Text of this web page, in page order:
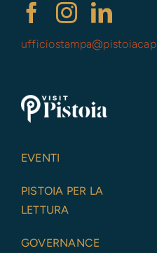
ufficiostampa@
EVENTI
PISTOIA PER LA
LETTURA
GOVERNANCE